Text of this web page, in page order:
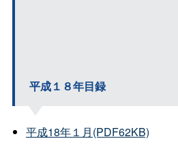
平成１８年目録
平成18年１月(PDF62KB)